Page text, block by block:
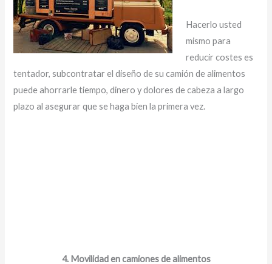
Hacerlo usted
mismo para
reducir costes es
tentador, subcontratar el diseño de su camión de alimentos
puede ahorrarle tiempo, dinero y dolores de cabeza a largo
plazo al asegurar que se haga bien la primera vez.
4. Movilidad en camiones de alimentos